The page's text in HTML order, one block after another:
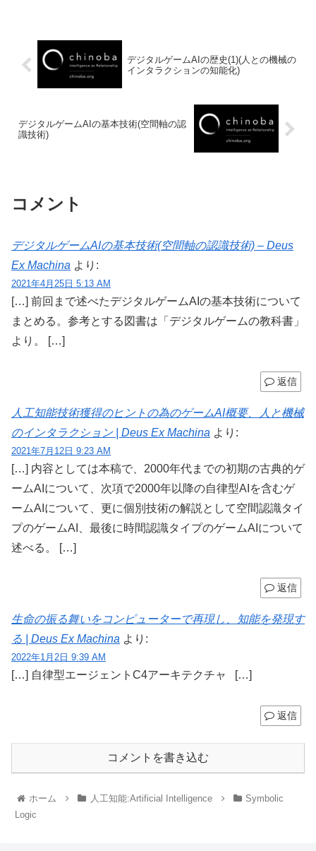
デジタルゲームAIの歴史(1)(人との機械の
インタラクションの知能化)
デジタルゲームAIの基本技術(空間軸の認
識技術)
コメント
デジタルゲームAIの基本技術(空間軸の認識技術) – Deus
Ex Machina より:
2021年4月25日 5:13 AM
[…] 前回まで述べたデジタルゲームAIの基本技術について
まとめる。参考とする図書は「デジタルゲームの教科書」
より。 […]
返信
人工知能技術獲得のヒントの為のゲームAI概要、人と機械
のインタラクション | Deus Ex Machina より:
2021年7月12日 9:23 AM
[…] 内容としては本稿で、2000年代までの初期の古典的ゲ
ームAIについて、次項で2000年以降の自律型AIを含むゲ
ームAIについて、更に個別技術の解説として空間認識タイ
プのゲームAI、最後に時間認識タイプのゲームAIについて
述べる。 […]
返信
生命の振る舞いをコンピューターで再現し、知能を発現す
る | Deus Ex Machina より:
2022年1月2日 9:39 AM
[…] 自律型エージェントC4アーキテクチャ […]
返信
コメントを書き込む
ホーム 人工知能:Artificial Intelligence
Symbolic
Logic